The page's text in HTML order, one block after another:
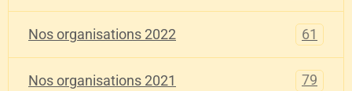
Nos organisations 2022 61
Nos organisations 2021 79